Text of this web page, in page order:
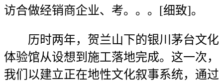
访合做经销商企业、考。。。[细致]。
历时两年，贺兰山下的银川茅台文化
体验馆从设想到施工落地完成。这一次，
我们以建立正在地性文化叙事系统，通过